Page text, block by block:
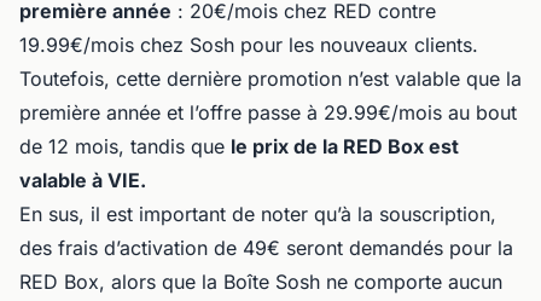
première année : 20€/mois chez RED contre
19.99€/mois chez Sosh pour les nouveaux clients.
Toutefois, cette dernière promotion n’est valable que la
première année et l’offre passe à 29.99€/mois au bout
de 12 mois, tandis que le prix de la RED Box est
valable à VIE.
En sus, il est important de noter qu’à la souscription,
des frais d’activation de 49€ seront demandés pour la
RED Box, alors que la Boîte Sosh ne comporte aucun